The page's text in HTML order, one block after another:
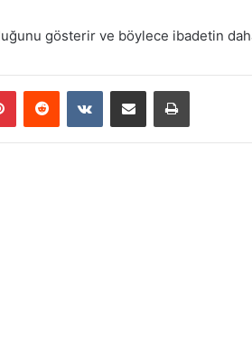
gösterir ve böylece ibadetin
PinterestReddit VKontakteE-Posta ile paylaş Yazdır